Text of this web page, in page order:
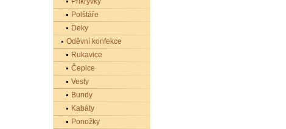
Polštáře
Deky
Oděvní konfekce
Rukavice
Čepice
Vesty
Bundy
Kabáty
Ponožky